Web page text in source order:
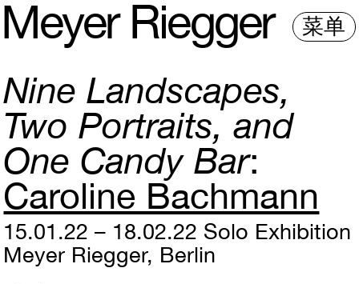
Meyer Riegger 菜单
Nine Landscapes,
Two Portraits, and
One Candy Bar
Caroline Bachmann
15.01.22 – 18.02.22 Solo Exhibition
Meyer Riegger, Berlin